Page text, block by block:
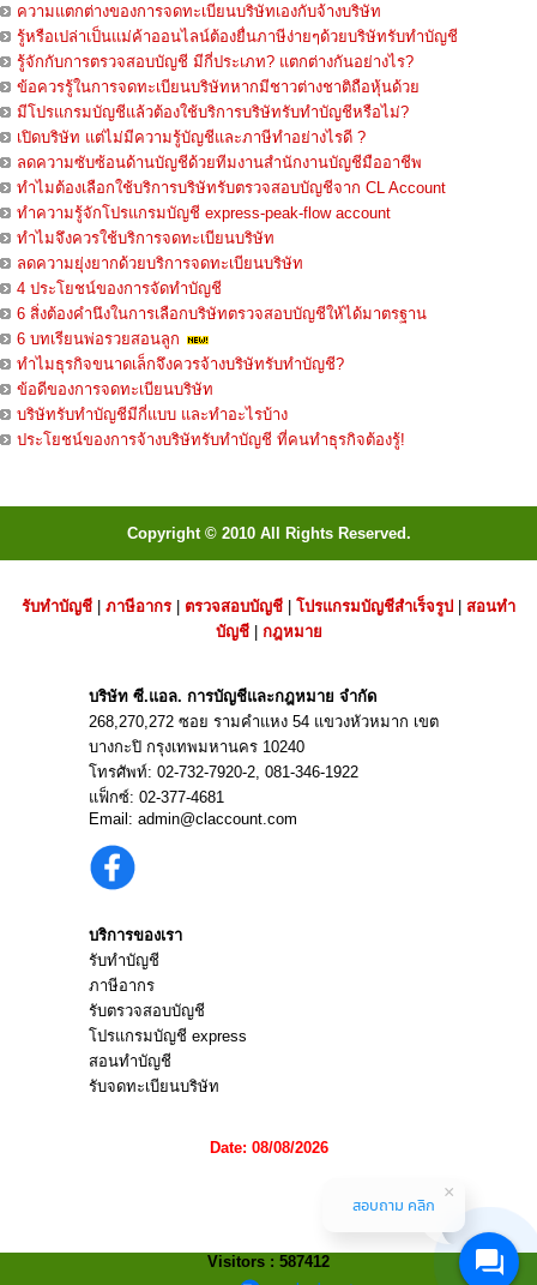
ความแตกต่างของการจดทะเบียนบริษัทเองกับจ้างบริษัท
รู้หรือเปล่าเป็นแม่ค้าออนไลน์ต้องยื่นภาษีง่ายๆด้วยบริษัทรับทำบัญชี
รู้จักกับการตรวจสอบบัญชี มีกี่ประเภท? แตกต่างกันอย่างไร?
ข้อควรรู้ในการจดทะเบียนบริษัทหากมีชาวต่างชาติถือหุ้นด้วย
มีโปรแกรมบัญชีแล้วต้องใช้บริการบริษัทรับทำบัญชีหรือไม่?
เปิดบริษัท แต่ไม่มีความรู้บัญชีและภาษีทำอย่างไรดี ?
ลดความซับซ้อนด้านบัญชีด้วยทีมงานสำนักงานบัญชีมืออาชีพ
ทำไมต้องเลือกใช้บริการบริษัทรับตรวจสอบบัญชีจาก CL Account
ทำความรู้จักโปรแกรมบัญชี express-peak-flow account
ทำไมจึงควรใช้บริการจดทะเบียนบริษัท
ลดความยุ่งยากด้วยบริการจดทะเบียนบริษัท
4 ประโยชน์ของการจัดทำบัญชี
6 สิ่งต้องคำนึงในการเลือกบริษัทตรวจสอบบัญชีให้ได้มาตรฐาน
6 บทเรียนพ่อรวยสอนลูก
ทำไมธุรกิจขนาดเล็กจึงควรจ้างบริษัทรับทำบัญชี?
ข้อดีของการจดทะเบียนบริษัท
บริษัทรับทำบัญชีมีกี่แบบ และทำอะไรบ้าง
ประโยชน์ของการจ้างบริษัทรับทำบัญชี ที่คนทำธุรกิจต้องรู้!
Copyright © 2010 All Rights Reserved.
รับทำบัญชี ภาษีอากร ตรวจสอบบัญชี โปรแกรมบัญชีสำเร็จรูป
สอนทำ
บัญชี| กฎหมาย
บริษัท ซี.แอล. การบัญชีและกฎหมาย จำกัด
268,270,272 ซอย รามคำแหง 54 แขวงหัวหมาก เขต
บางกะปิ กรุงเทพมหานคร 10240
โทรศัพท์: 02-732-7920-2, 081-346-1922
แฟ็กซ์: 02-377-4681
Email: admin@claccount.com
บริการของเรา
รับทำบัญชี
ภาษีอากร
รับตรวจสอบบัญชี
โปรแกรมบัญชี express
สอนทำบัญชี
รับจดทะเบียนบริษัท
Date: 08/08/2026
Visitors : 587412
สอบถาม คลิก